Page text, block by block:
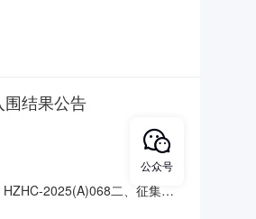
堂大宗食材配送项目1年生鲜
结果公告
2025(A)068二、征集人
公众号